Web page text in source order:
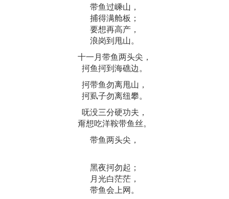
带鱼过嵊山，
捕得满舱板；
要想再高产，
浪岗到甩山。
十一月带鱼两头尖，
抲鱼抲到海礁边。
抲带鱼勿离甩山，
抲虱子勿离纽攀。
呒没三分硬功夫，
甭想吃洋鞍带鱼丝。
带鱼两头尖，
黑夜抲勿起；
月光白茫茫，
带鱼会上网。